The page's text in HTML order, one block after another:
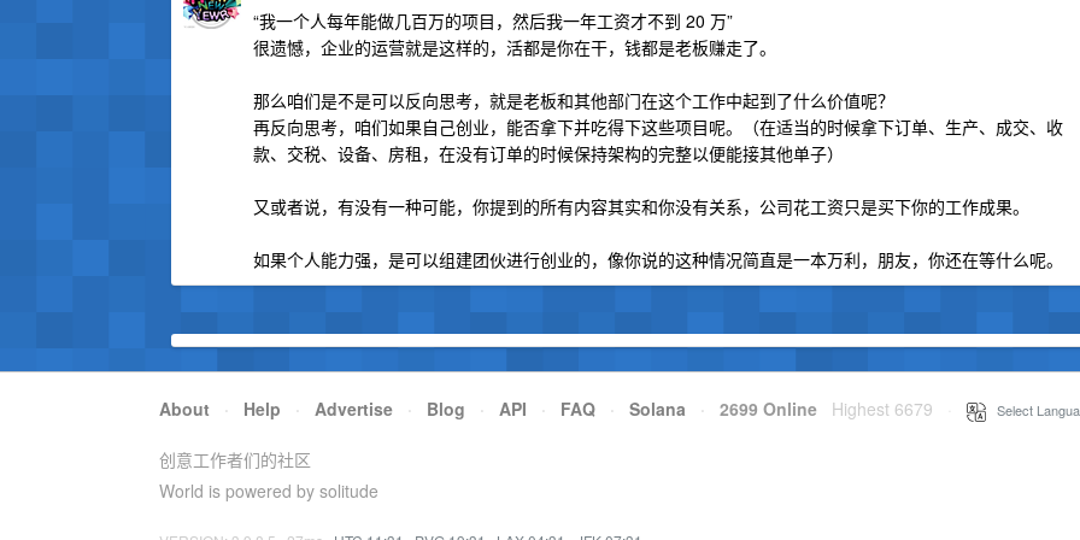
“我一个人每年能做几百万的项目，然后我一年工资才不到 20 万”
很遗憾，企业的运营就是这样的，活都是你在干，钱都是老板赚走了。
那么咱们是不是可以反向思考，就是老板和其他部门在这个工作中起到了什么价值呢？
再反向思考，咱们如果自己创业，能否拿下并吃得下这些项目呢。（在适当的时候拿下订单、生产、成交、收
款、交税、设备、房租，在没有订单的时候保持架构的完整以便能接其他单子）
又或者说，有没有一种可能，你提到的所有内容其实和你没有关系，公司花工资只是买下你的工作成果。
如果个人能力强，是可以组建团伙进行创业的，像你说的这种情况简直是一本万利，朋友，你还在等什么呢。
About · Help · Advertise · Blog · API · FAQ · Solana · 2699 Online Highest 6679 Select
创意工作者们的社区
World is powered by solitude